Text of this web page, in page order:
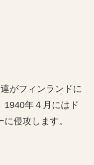
がフィンランドに
1940年４月にはド
侵攻します。